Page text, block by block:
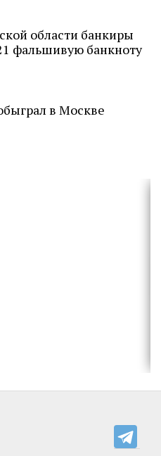
области банкиры
фальшивую банкноту
в Москве